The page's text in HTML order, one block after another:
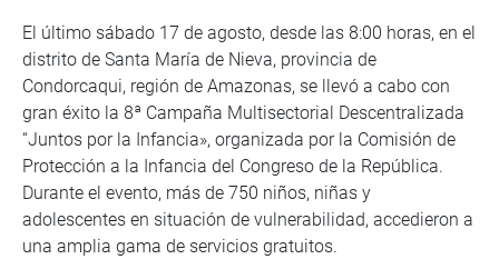
El último sábado 17 de agosto, desde las 8:00 horas, en el
distrito de Santa María de Nieva, provincia de
Condorcaqui, región de Amazonas, se llevó a cabo con
gran éxito la 8ª Campaña Multisectorial Descentralizada
“Juntos por la Infancia», organizada por la Comisión de
Protección a la Infancia del Congreso de la República.
Durante el evento, más de 750 niños, niñas y
adolescentes en situación de vulnerabilidad, accedieron a
una amplia gama de servicios gratuitos.